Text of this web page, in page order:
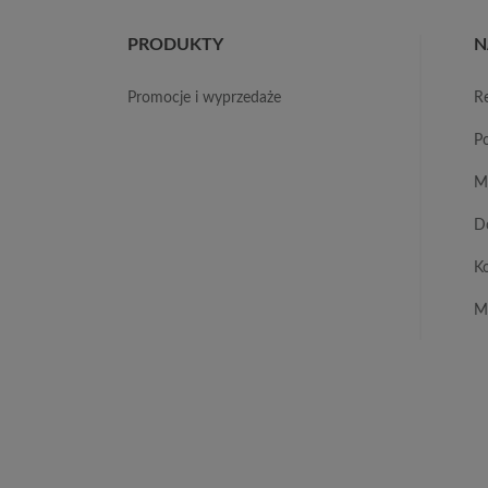
PRODUKTY
promocje i wyprzedaże